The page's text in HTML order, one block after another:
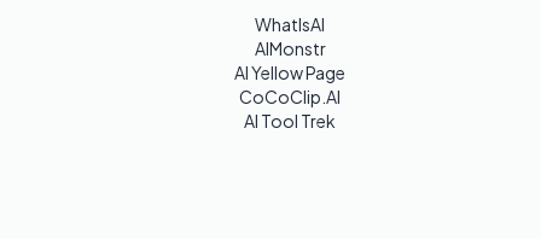
WhatIsAI
AIMonstr
AI Yellow Page
CoCoClip.AI
AI Tool Trek